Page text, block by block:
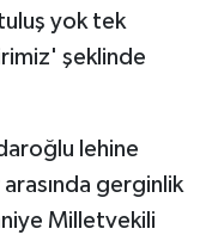
yok tek
şeklinde
lehine
arasında gerginlik
Milletvekili